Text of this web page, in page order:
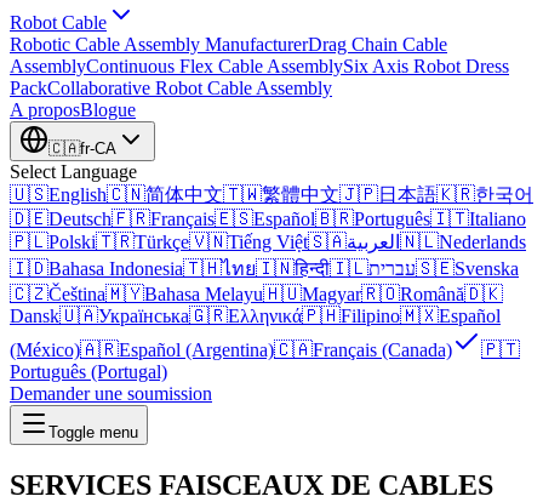
Robot Cable
Robotic Cable Assembly ManufacturerDrag Chain Cable
AssemblyContinuous Flex Cable AssemblySix Axis Robot Dress
PackCollaborative Robot Cable Assembly
A proposBlogue
🇨🇦fr-CA
Select Language
🇺🇸English🇨🇳简体中文🇹🇼繁體中文🇯🇵日本語🇰🇷한국어
🇩🇪Deutsch🇫🇷Français🇪🇸Español🇧🇷Português🇮🇹Italiano
🇵🇱Polski🇹🇷Türkçe🇻🇳Tiếng Việt🇸🇦العربية 🇳🇱Nederlands
🇮🇩Bahasa Indonesia🇹🇭ไทย🇮🇳हिन्दी🇮🇱עברית🇸🇪Svenska
🇨🇿Čeština🇲🇾Bahasa Melayu🇭🇺Magyar🇷🇴Română🇩🇰
Dansk🇺🇦Українська🇬🇷Ελληνικά🇵🇭Filipino🇲🇽Español
(México)🇦🇷Español (Argentina)🇨🇦Français (Canada)
🇵🇹
Português (Portugal)
Demander une soumission
Toggle menu
SERVICES FAISCEAUX DE CABLES